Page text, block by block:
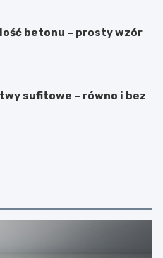
betonu – prosty wzór
sufitowe – równo i bez